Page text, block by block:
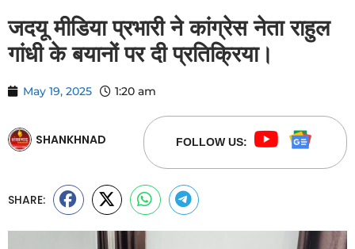
जदयू मीडिया प्रभारी ने कांग्रेस नेता राहुल
गांधी के बयानों पर दी प्रतिक्रिया।
May 19, 2025 1:20 am
SHANKHNAD FOLLOW US:
SHARE: